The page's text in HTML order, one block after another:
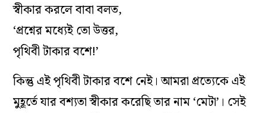
স্বীকার করলে বাবা বলত,
‘প্রশ্নের মধ্যেই তো উত্তর,
পৃথিবী টাকার বশে!’
কিন্তু এই পৃথিবী টাকার বশে নেই। আমরা প্রত্যেকে এই
মুহূর্তে যার বশ্যতা স্বীকার করেছি তার নাম ‘মেটা’। সেই